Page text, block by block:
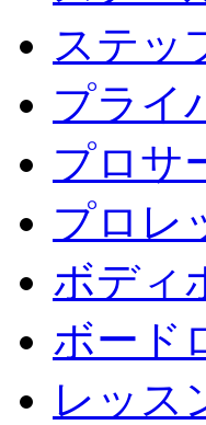
ステッ
プライ
プロサ
プロレ
ボディ
ボード
レッス